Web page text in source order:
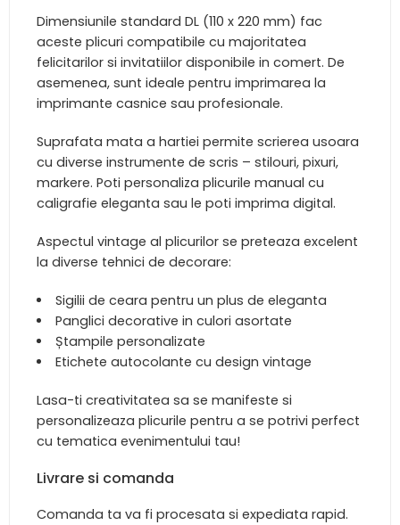
Dimensiunile standard DL (110 x 220 mm) fac
aceste plicuri compatibile cu majoritatea
felicitarilor si invitatiilor disponibile in comert. De
asemenea, sunt ideale pentru imprimarea la
imprimante casnice sau profesionale.
Suprafata mata a hartiei permite scrierea usoara
cu diverse instrumente de scris – stilouri, pixuri,
markere. Poti personaliza plicurile manual cu
caligrafie eleganta sau le poti imprima digital.
Aspectul vintage al plicurilor se preteaza excelent
la diverse tehnici de decorare:
Sigilii de ceara pentru un plus de eleganta
Panglici decorative in culori asortate
Ștampile personalizate
Etichete autocolante cu design vintage
Lasa-ti creativitatea sa se manifeste si
personalizeaza plicurile pentru a se potrivi perfect
cu tematica evenimentului tau!
Livrare si comanda
Comanda ta va fi procesata si expediata rapid.